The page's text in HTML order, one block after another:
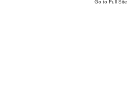
Go to Full Site